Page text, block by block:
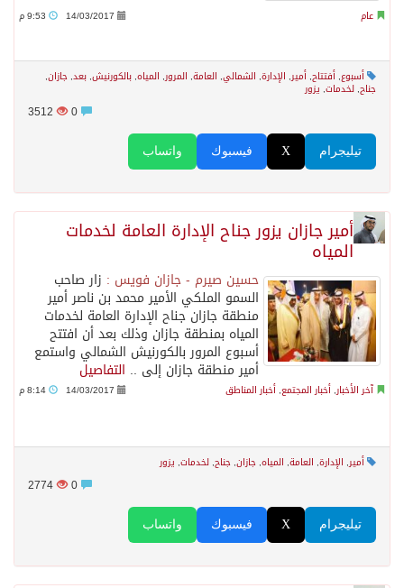
عام 14/03/2017
أسبوع, أفتتاح, أمير, الإدارة, الشمالي, العامة, المرور, المياه, بالكورنيش, بعد, جازان,
جناح, لخدمات, يزور
3512
واتساب فيسبوك X تيليجرام
أمير جازان يزور جناح الإدارة العامة لخدمات
المياه
حسين صيرم - جازان فويس : زار صاحب
السمو الملكي الأمير محمد بن ناصر أمير
منطقة جازان جناح الإدارة العامة لخدمات
المياه بمنطقة جازان وذلك بعد أن افتتح
أسبوع المرور بالكورنيش الشمالي واستمع
أمير منطقة جازان إلى .. التفاصيل
آخر الأخبار, أخبار المجتمع, أخبار المناطق 14/03/2017
أمير, الإدارة, العامة, المياه, جازان, جناح, لخدمات, يزور
2774
واتساب فيسبوك X تيليجرام